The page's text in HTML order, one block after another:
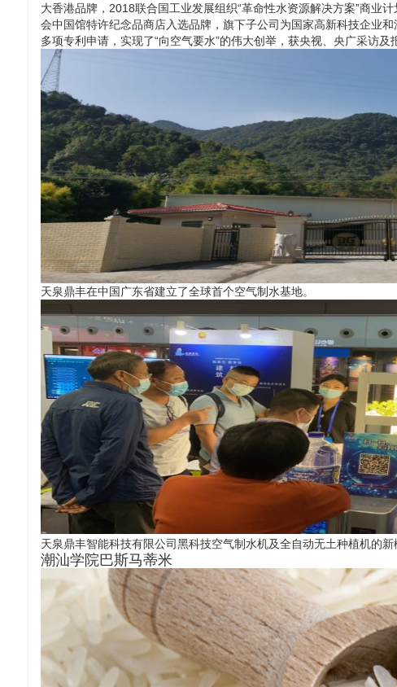
大香港品牌，2018联合国工业发展组织“革命性水资源解决方案”商业
会中国馆特许纪念品商店入选品牌，旗下子公司为国家高新科技企业
多项专利申请，实现了“向空气要水”的伟大创举，获央视、央广采访及
天泉鼎丰在中国广东省建立了全球首个空气制水基地。
天泉鼎丰智能科技有限公司黑科技空气制水机及全自动无土种植机的新
潮汕学院巴斯马蒂米